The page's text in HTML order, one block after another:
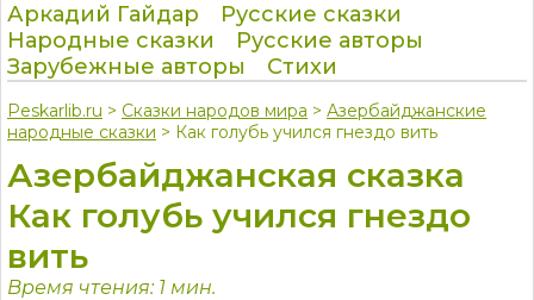
Аркадий Гайдар
Русские сказки
Народные сказки
Русские авторы
Зарубежные авторы
Стихи
Peskarlib.ru > Сказки народов мира > Азербайджанские
народные сказки > Как голубь учился гнездо вить
Азербайджанская сказка
Как голубь учился гнездо
вить
Время чтения: 1 мин.